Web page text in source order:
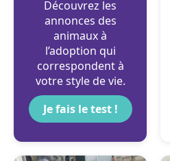
Découvrez les
annonces des
animaux à
l’adoption qui
correspondent à
votre style de vie.
Je fais le test !